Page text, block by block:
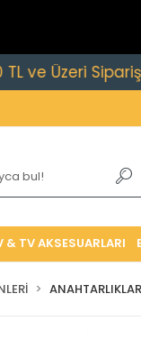
Üzeri
& TV AKSESUARLARI
ANAHTARLIKLAR